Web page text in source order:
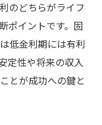
のどちらがライフ
ポイントです。固
低金利期には有利
定性や将来の収入
とが成功への鍵と